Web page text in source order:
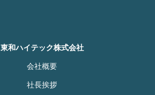
東和ハイテック株式会社
会社概要
社長挨拶